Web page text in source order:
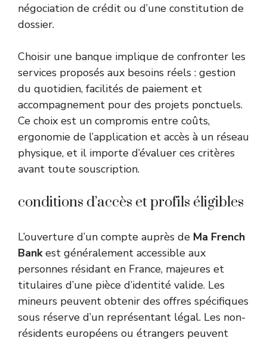
négociation de crédit ou d’une constitution de
dossier.
Choisir une banque implique de confronter les
services proposés aux besoins réels : gestion
du quotidien, facilités de paiement et
accompagnement pour des projets ponctuels.
Ce choix est un compromis entre coûts,
ergonomie de l’application et accès à un réseau
physique, et il importe d’évaluer ces critères
avant toute souscription.
conditions d’accès et profils éligibles
L’ouverture d’un compte auprès de Ma French
Bankest généralement accessible aux
personnes résidant en France, majeures et
titulaires d’une pièce d’identité valide. Les
mineurs peuvent obtenir des offres spécifiques
sous réserve d’un représentant légal. Les non-
résidents européens ou étrangers peuvent